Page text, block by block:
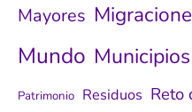
Mayores
Mundo Municipios
Patrimonio Residuos Reto